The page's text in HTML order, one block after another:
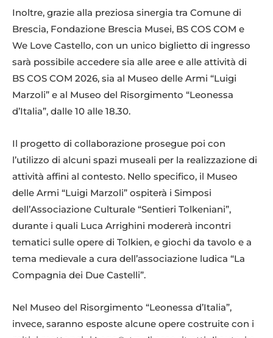
Inoltre, grazie alla preziosa sinergia tra Comune di
Brescia, Fondazione Brescia Musei, BS COS COM e
We Love Castello, con un unico biglietto di ingresso
sarà possibile accedere sia alle aree e alle attività di
BS COS COM 2026, sia al Museo delle Armi “Luigi
Marzoli” e al Museo del Risorgimento “Leonessa
d’Italia”, dalle 10 alle 18.30.
Il progetto di collaborazione prosegue poi con
l’utilizzo di alcuni spazi museali per la realizzazione di
attività affini al contesto. Nello specifico, il Museo
delle Armi “Luigi Marzoli” ospiterà i Simposi
dell’Associazione Culturale “Sentieri Tolkeniani”,
durante i quali Luca Arrighini modererà incontri
tematici sulle opere di Tolkien, e giochi da tavolo e a
tema medievale a cura dell’associazione ludica “La
Compagnia dei Due Castelli”.
Nel Museo del Risorgimento “Leonessa d’Italia”,
invece, saranno esposte alcune opere costruite con i